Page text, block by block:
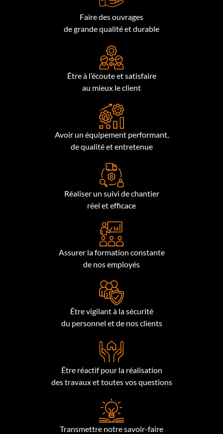
Faire des ouvrages
de grande qualité et durable
Être à l’écoute et satisfaire
au mieux le client
Avoir un équipement performant,
de qualité et entretenue
Réaliser un suivi de chantier
réel et efficace
Assurer la formation constante
de nos employés
Être vigilant à la sécurité
du personnel et de nos clients
Être réactif pour la réalisation
des travaux et toutes vos questions
Transmettre notre savoir-faire